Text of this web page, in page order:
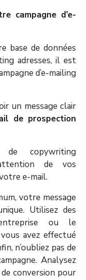
campagne d’e-
base de données
adresses, il est
d’e-mailing
un message clair
de prospection
de copywriting
de vos
e-mail.
votre message
Utilisez des
ou le
avez effectué
n’oubliez pas de
Analysez
conversion pour